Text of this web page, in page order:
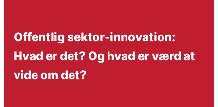
Offentlig sektor-innovation:
Hvad er det? Og hvad er værd at
vide om det?